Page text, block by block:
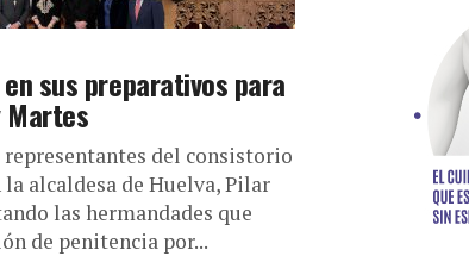
sus preparativos para
Martes
del consistorio
alcaldesa de Huelva, Pilar
las hermandades que
de penitencia por...